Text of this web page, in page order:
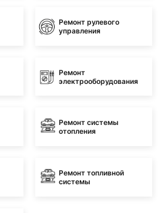
Ремонт рулевого
управления
Ремонт
электрооборудования
Ремонт системы
отопления
Ремонт топливной
системы